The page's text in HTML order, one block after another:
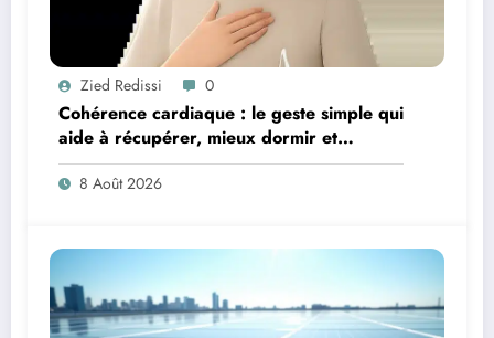
Zied Redissi 0
Cohérence cardiaque : le geste simple qui
aide à récupérer, mieux dormir et
retrouver de l’énergie
8 Août 2026